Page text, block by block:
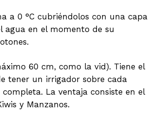
a 0 °C cubriéndolos con una capa
agua en el momento de su
60 cm, como la vid). Tiene el
tener un irrigador sobre cada
La ventaja consiste en el
y Manzanos.